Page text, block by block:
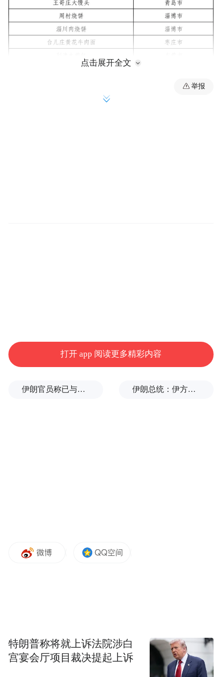
点击展开全文
举报
打开 app 阅读更多精彩内容
伊朗官员称已与阿曼就霍尔木兹海峡通行问题明确总体框架 伊朗总统：伊方未在涉谅解备忘录的谈判中作任何让步
特朗普称将就上诉法院涉白
宫宴会厅项目裁决提起上诉